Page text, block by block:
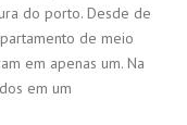
do porto. Desde de
de meio
em apenas um. Na
em um